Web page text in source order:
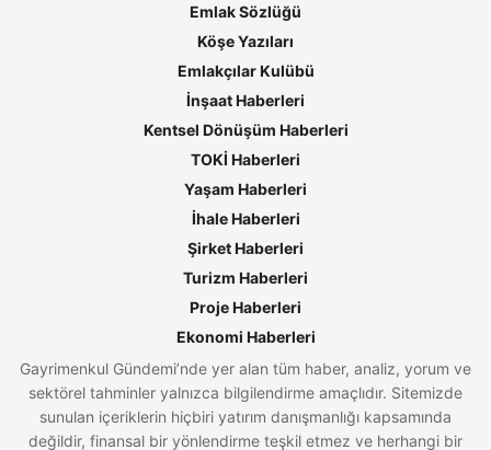
Emlak Sözlüğü
Köşe Yazıları
Emlakçılar Kulübü
İnşaat Haberleri
Kentsel Dönüşüm Haberleri
TOKİ Haberleri
Yaşam Haberleri
İhale Haberleri
Şirket Haberleri
Turizm Haberleri
Proje Haberleri
Ekonomi Haberleri
Gayrimenkul Gündemi’nde yer alan tüm haber, analiz, yorum ve
sektörel tahminler yalnızca bilgilendirme amaçlıdır. Sitemizde
sunulan içeriklerin hiçbiri yatırım danışmanlığı kapsamında
değildir, finansal bir yönlendirme teşkil etmez ve herhangi bir